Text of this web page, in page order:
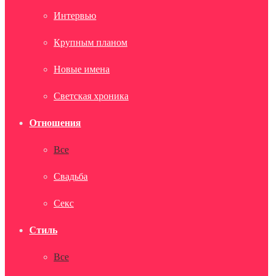
Интервью
Крупным планом
Новые имена
Светская хроника
Отношения
Все
Свадьба
Секс
Стиль
Все